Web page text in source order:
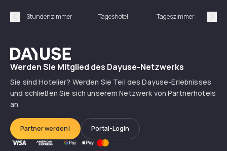
Précédent
Stundenzimmer Tageshotel Tageszimmer
Dayuse
Werden Sie Mitglied des Dayuse-Netzwerks
Sie sind Hotelier? Werden Sie Teil des Dayuse-Erlebnisses
und schließen Sie sich unserem Netzwerk von Partnerhotels
an
Partner werden! Portal-Login